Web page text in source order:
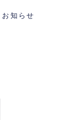
お知らせ